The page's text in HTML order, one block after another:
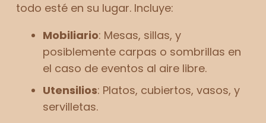
todo esté en su lugar. Incluye:
Mobiliario: Mesas, sillas, y
posiblemente carpas o sombrillas en
el caso de eventos al aire libre.
Utensilios: Platos, cubiertos, vasos, y
servilletas.